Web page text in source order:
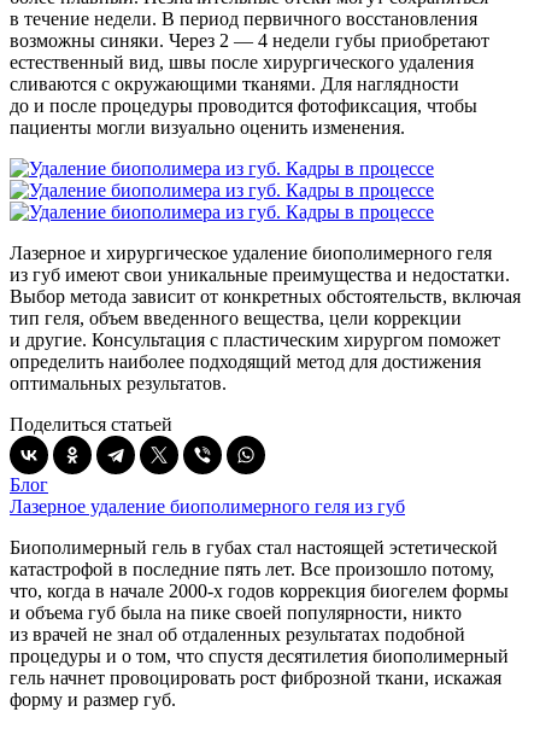
в течение недели. В период первичного восстановления
возможны синяки. Через 2 — 4 недели губы приобретают
естественный вид, швы после хирургического удаления
сливаются с окружающими тканями. Для наглядности
до и после процедуры проводится фотофиксация, чтобы
пациенты могли визуально оценить изменения.
Лазерное и хирургическое удаление биополимерного геля
из губ имеют свои уникальные преимущества и недостатки.
Выбор метода зависит от конкретных обстоятельств, включая
тип геля, объем введенного вещества, цели коррекции
и другие. Консультация с пластическим хирургом поможет
определить наиболее подходящий метод для достижения
оптимальных результатов.
Поделиться статьей
Блог
Лазерное удаление биополимерного геля из губ
Биополимерный гель в губах стал настоящей эстетической
катастрофой в последние пять лет. Все произошло потому,
что, когда в начале 2000-х годов коррекция биогелем формы
и объема губ была на пике своей популярности, никто
из врачей не знал об отдаленных результатах подобной
процедуры и о том, что спустя десятилетия биополимерный
гель начнет провоцировать рост фиброзной ткани, искажая
форму и размер губ.